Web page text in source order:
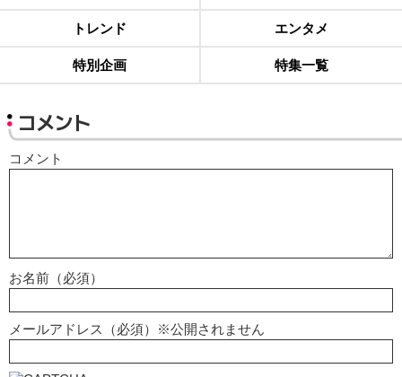
トレンド エンタメ
特別企画 特集一覧
コメント
コメント
お名前（必須）
メールアドレス（必須）※公開されません